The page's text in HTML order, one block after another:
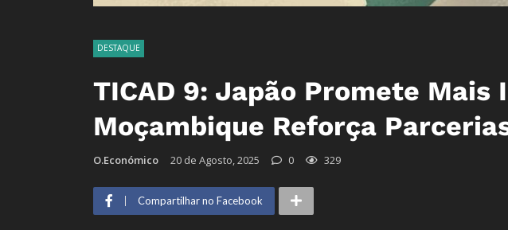
DESTAQUE
TICAD 9: Japão Promete Mais
Moçambique Reforça
O.Económico 20 de Agosto, 2025 0 329
Compartilhar no Facebook